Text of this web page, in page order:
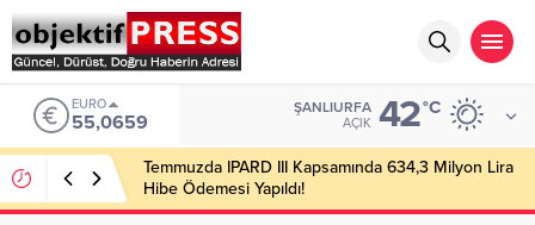
EURO
55,0659
ŞANLIURFA
AÇIK 42°C
Temmuzda IPARD III Kapsamında 634,3 Milyon Lira
Hibe Ödemesi Yapıldı!